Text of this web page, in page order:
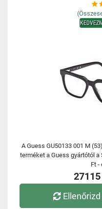
A Guess GU50133 001 M
terméket a Guess gyártótól
Ft -